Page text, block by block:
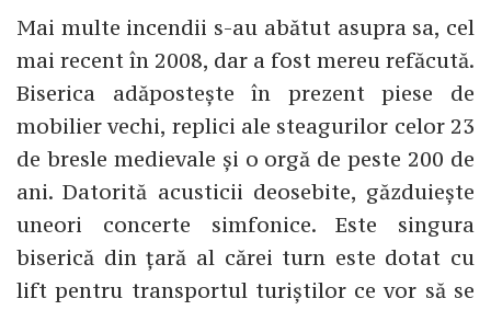
Mai multe incendii s-au abătut asupra sa, cel
mai recent în 2008, dar a fost mereu refăcută.
Biserica adăpostește în prezent piese de
mobilier vechi, replici ale steagurilor celor 23
de bresle medievale și o orgă de peste 200 de
ani. Datorită acusticii deosebite, găzduiește
uneori concerte simfonice. Este singura
biserică din țară al cărei turn este dotat cu
lift pentru transportul turiștilor ce vor să se